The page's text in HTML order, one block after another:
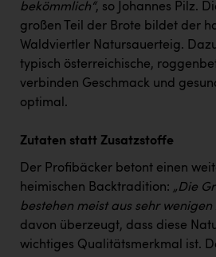
bekömmlich“, so Johannes Pilz.
großen Teil der Brote bildet der
Waldviertler Natursauerteig.
typisch österreichische,
verbinden Geschmack und
optimal.
Zutaten statt Zusatzstoffe
Der Profibäcker betont einen
heimischen Backtradition: „Die
bestehen meist aus sehr wenigen
davon überzeugt, dass diese
wichtiges Qualitätsmerkmal ist.